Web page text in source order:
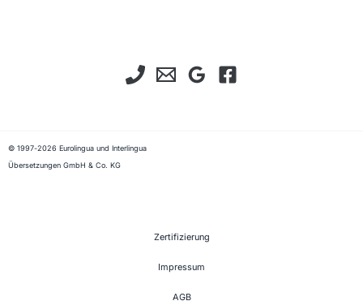
© 1997-2026 Eurolingua und Interlingua
Übersetzungen GmbH & Co. KG
Zertifizierung
Impressum
AGB